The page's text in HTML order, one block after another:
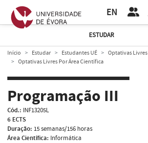
EN
ESTUDAR
Início Estudar Estudantes UÉ
Optativas Livres
Optativas Livres Por Área Científica
Programação III
Cód.: INF13205L
6 ECTS
Duração: 15 semanas/156 horas
Área Científica: Informática